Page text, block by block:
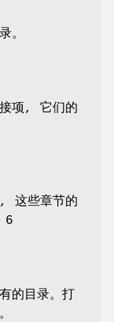
。
接项, 它们的
, 这些章节的
6
的目录。打